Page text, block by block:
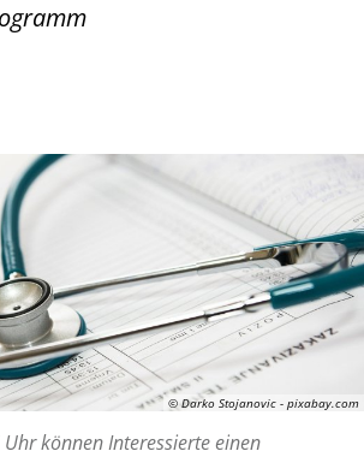
© Darko Stojanovic - pixabay.com
können Interessierte einen